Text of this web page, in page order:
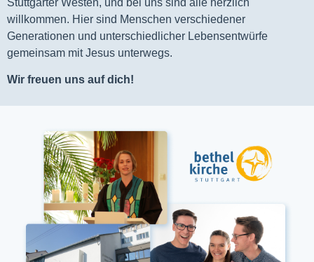
Stuttgarter Westen, und bei uns sind alle herzlich
willkommen. Hier sind Menschen verschiedener
Generationen und unterschiedlicher Lebensentwürfe
gemeinsam mit Jesus unterwegs.
Wir freuen uns auf dich!